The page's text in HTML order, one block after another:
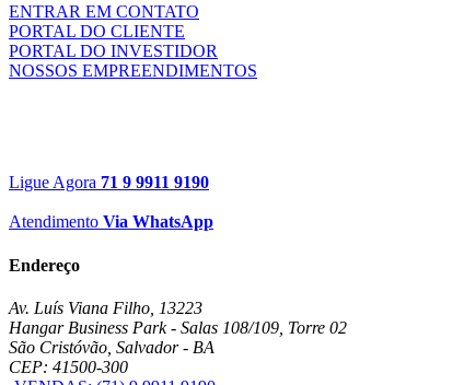
ENTRAR EM CONTATO
PORTAL DO CLIENTE
PORTAL DO INVESTIDOR
NOSSOS EMPREENDIMENTOS
Ligue Agora 71 9 9911 9190
Atendimento Via WhatsApp
Endereço
Av. Luís Viana Filho, 13223
Hangar Business Park - Salas 108/109, Torre 02
São Cristóvão, Salvador - BA
CEP: 41500-300